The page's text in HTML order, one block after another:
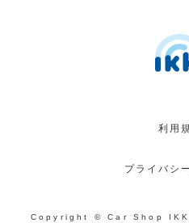
利用
プライバシ
Copyright © Car Shop